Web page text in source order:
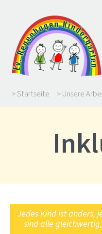
> Startseite > Unsere
Jedes Kind ist anders,
sind alle